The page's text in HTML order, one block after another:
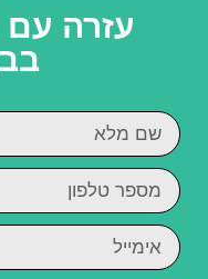
עזרה עם